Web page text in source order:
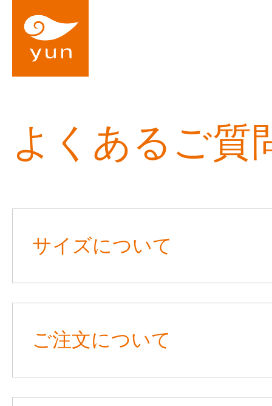
よくあるご質
サイズについて
ご注文について